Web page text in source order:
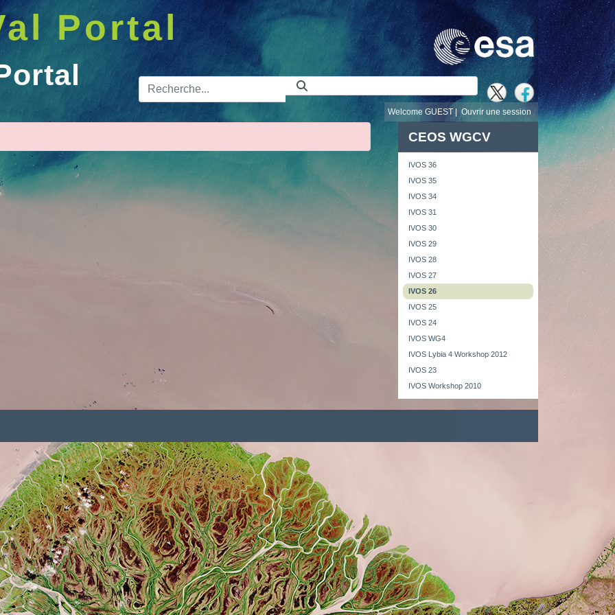
Portal
Barre de recherche
Ouvrir une session
Welcome GUEST |
CEOS WGCV
IVOS 36
IVOS 35
IVOS 34
IVOS 31
IVOS 30
IVOS 29
IVOS 28
IVOS 27
IVOS 26
IVOS 25
IVOS 24
IVOS WG4
IVOS Lybia 4 Workshop 2012
IVOS 23
IVOS Workshop 2010